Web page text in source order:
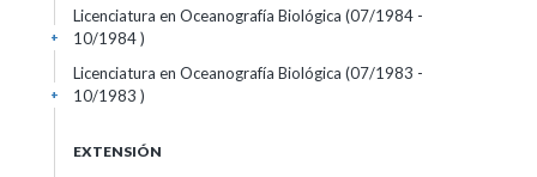
Licenciatura en Oceanografía Biológica (07/1984 -
10/1984 )
+
Licenciatura en Oceanografía Biológica (07/1983 -
10/1983 )
+
EXTENSIÓN